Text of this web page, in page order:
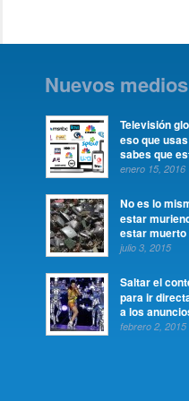
Nuevos medios
Televisión
eso que
sabes que
enero 15, 2016
No es lo
estar
estar muerto
julio 3, 2015
Saltar el
para ir
a los
febrero 2, 2015